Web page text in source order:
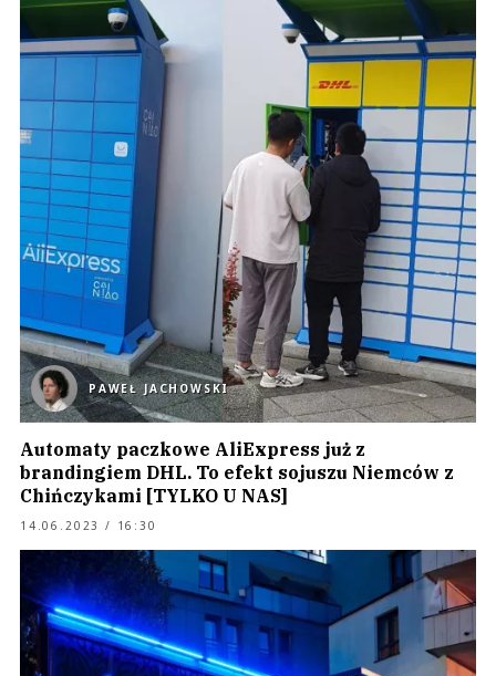
PAWEŁ JACHOWSKI
Automaty paczkowe AliExpress już z
brandingiem DHL. To efekt sojuszu Niemców z
Chińczykami [TYLKO U NAS]
14.06.2023 / 16:30